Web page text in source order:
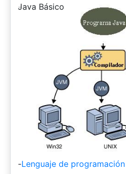
-
Java Básico
-Lenguaje de